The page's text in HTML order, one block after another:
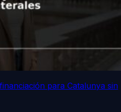
para Catalunya sin